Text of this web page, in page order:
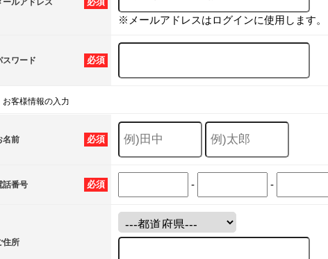
ールアドレス
※メールアドレスはログインに使用します。
必須
スワード
お客様情報の入力
必須
名前
必須
話番号 - -
住所